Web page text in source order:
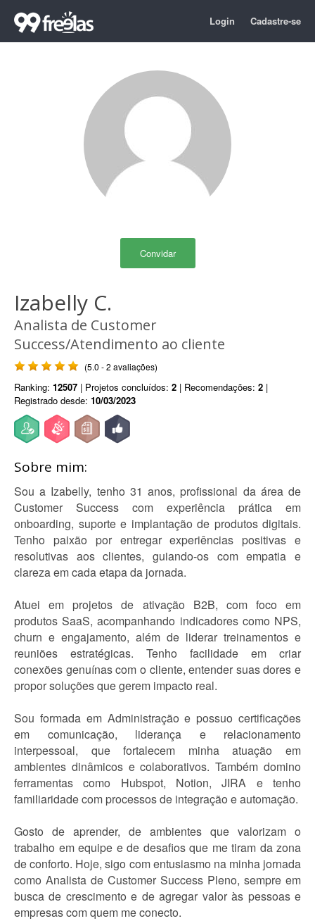
Login Cadastre-se
Convidar
Izabelly C.
Analista de Customer
Success/Atendimento ao cliente
(5.0 - 2 avaliações)
Ranking: 12507 | Projetos concluídos: 2 | Recomendações: 2 |
Registrado desde: 10/03/2023
Sobre mim:
Sou a Izabelly, tenho 31 anos, profissional da área de
Customer Success com experiência prática em
onboarding, suporte e implantação de produtos digitais.
Tenho paixão por entregar experiências positivas e
resolutivas aos clientes, guiando-os com empatia e
clareza em cada etapa da jornada.
Atuei em projetos de ativação B2B, com foco em
produtos SaaS, acompanhando indicadores como NPS,
churn e engajamento, além de liderar treinamentos e
reuniões estratégicas. Tenho facilidade em criar
conexões genuínas com o cliente, entender suas dores e
propor soluções que gerem impacto real.
Sou formada em Administração e possuo certificações
em comunicação, liderança e relacionamento
interpessoal, que fortalecem minha atuação em
ambientes dinâmicos e colaborativos. Também domino
ferramentas como Hubspot, Notion, JIRA e tenho
familiaridade com processos de integração e automação.
Gosto de aprender, de ambientes que valorizam o
trabalho em equipe e de desafios que me tiram da zona
de conforto. Hoje, sigo com entusiasmo na minha jornada
como Analista de Customer Success Pleno, sempre em
busca de crescimento e de agregar valor às pessoas e
empresas com quem me conecto.